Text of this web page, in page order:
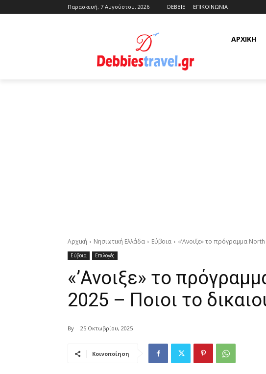
Παρασκευή, 7 Αυγούστου, 2026 DEBBIE ΕΠΙΚΟΙΝΩΝΙΑ
ΑΡΧΙΚΗ
Αρχική Νησιωτική Ελλάδα Εύβοια «’Ανοιξε» το πρόγραμμα North
Εύβοια Επιλογές
«’Ανοιξε» το
2025 – Ποιοι το
By 25 Οκτωβρίου, 2025
Κοινοποίηση